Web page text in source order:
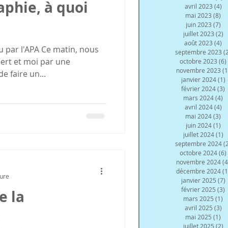
avril 2023 (4)
mai 2023 (8)
juin 2023 (7)
juillet 2023 (2)
août 2023 (4)
septembre 2023
octobre 2023 (6)
novembre 2023
janvier 2024 (1)
février 2024(3)
mars 2024(4)
avril 2024 (4)
mai 2024(3)
juin 2024 (1)
juillet 2024 (1)
septembre 2024
octobre 2024(6)
novembre 2024
décembre 2024
janvier 2025 (7)
février 2025 (3)
mars 2025 (1)
avril 2025 (3)
mai 2025 (1)
juillet 2025 (2)
à quoi
l'APA Ce matin, nous
et moi par une
faire un...
la